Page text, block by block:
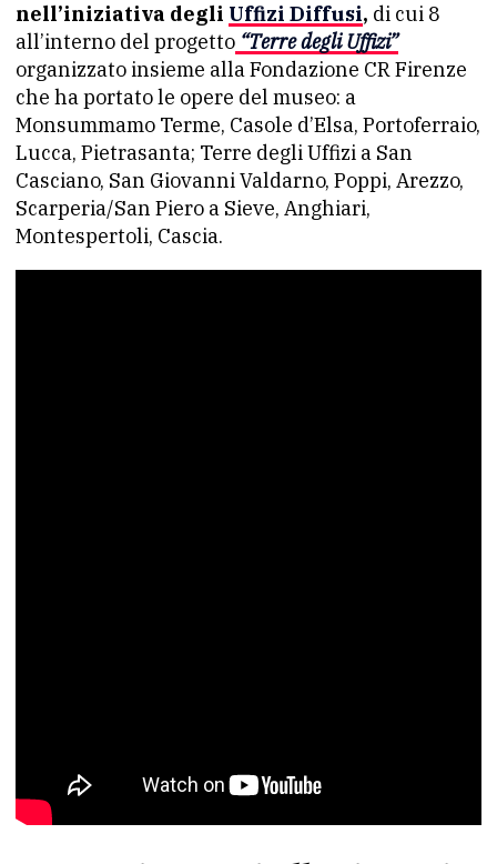
nell’iniziativa degli Uffizi Diffusi, di cui 8
all’interno del progetto “Terre degli Uffizi”
organizzato insieme alla Fondazione CR Firenze
che ha portato le opere del museo: a
Monsummamo Terme, Casole d’Elsa, Portoferraio,
Lucca, Pietrasanta; Terre degli Uffizi a San
Casciano, San Giovanni Valdarno, Poppi, Arezzo,
Scarperia/San Piero a Sieve, Anghiari,
Montespertoli, Cascia.